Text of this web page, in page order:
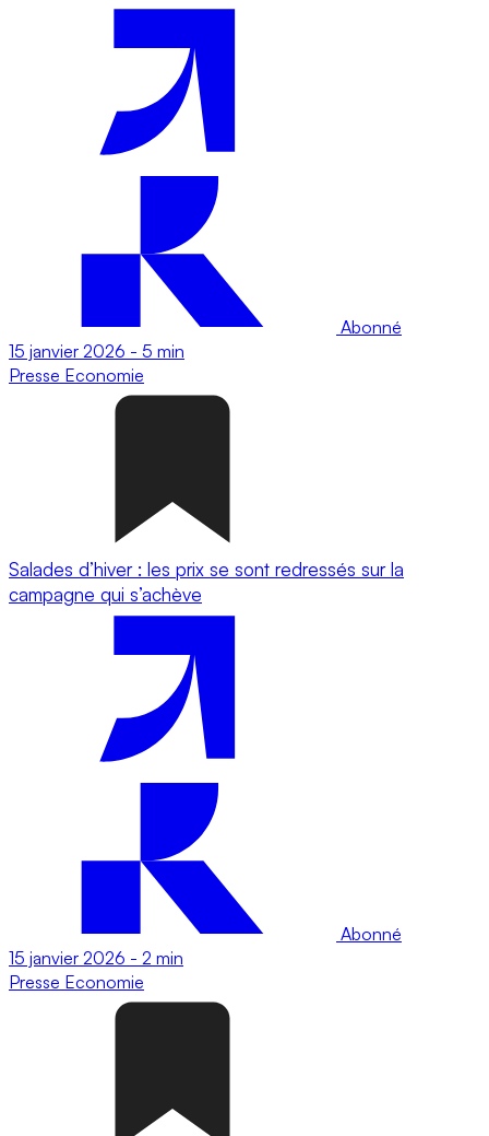
Abonné
15 janvier 2026 - 5 min
Presse Economie
Salades d’hiver : les prix se sont redressés sur la
campagne qui s’achève
Abonné
15 janvier 2026 - 2 min
Presse Economie